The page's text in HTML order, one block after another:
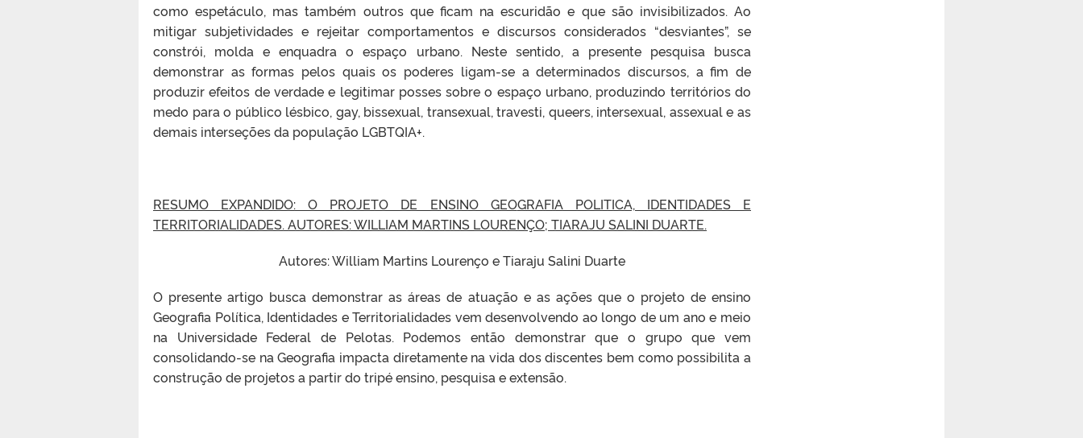
como espetáculo, mas também outros que ficam na escuridão e que são invisibilizados. Ao
mitigar subjetividades e rejeitar comportamentos e discursos considerados “desviantes”, se
constrói, molda e enquadra o espaço urbano. Neste sentido, a presente pesquisa busca
demonstrar as formas pelos quais os poderes ligam-se a determinados discursos, a fim de
produzir efeitos de verdade e legitimar posses sobre o espaço urbano, produzindo territórios do
medo para o público lésbico, gay, bissexual, transexual, travesti, queers, intersexual, assexual e as
demais interseções da população LGBTQIA+.
RESUMO EXPANDIDO: O PROJETO DE ENSINO GEOGRAFIA POLITICA, IDENTIDADES E
TERRITORIALIDADES. AUTORES: WILLIAM MARTINS LOURENÇO; TIARAJU SALINI DUARTE.
Autores: William Martins Lourenço e Tiaraju Salini Duarte
O presente artigo busca demonstrar as áreas de atuação e as ações que o projeto de ensino
Geografia Política, Identidades e Territorialidades vem desenvolvendo ao longo de um ano e meio
na Universidade Federal de Pelotas. Podemos então demonstrar que o grupo que vem
consolidando-se na Geografia impacta diretamente na vida dos discentes bem como possibilita a
construção de projetos a partir do tripé ensino, pesquisa e extensão.